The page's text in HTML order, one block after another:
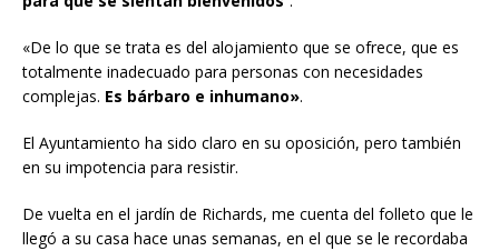
«De lo que se trata es del alojamiento que se ofrece, que es
totalmente inadecuado para personas con necesidades
complejas. Es bárbaro e inhumano».
El Ayuntamiento ha sido claro en su oposición, pero también
en su impotencia para resistir.
De vuelta en el jardín de Richards, me cuenta del folleto que le
llegó a su casa hace unas semanas, en el que se le recordaba